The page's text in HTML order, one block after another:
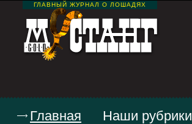
ГЛАВНЫЙ ЖУРНАЛ О ЛОШАДЯХ
Главная Наши рубрики